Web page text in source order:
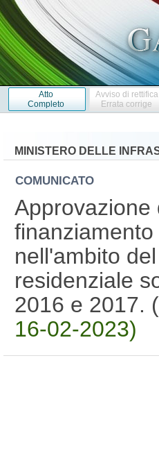
Atto
Completo
Avviso di rettifica
Errata corrige
MINISTERO DELLE
COMUNICATO
Approvazione
nell'ambito
residenziale
2016 e 2017.
16-02-2023)